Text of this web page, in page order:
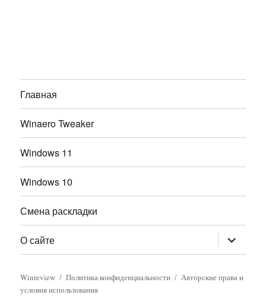
Главная
Winaero Tweaker
Windows 11
Windows 10
Смена раскладки
О сайте раскрыть
дочернее
меню
Winreview Политика конфиденциальности
Авторские права и
условия использования